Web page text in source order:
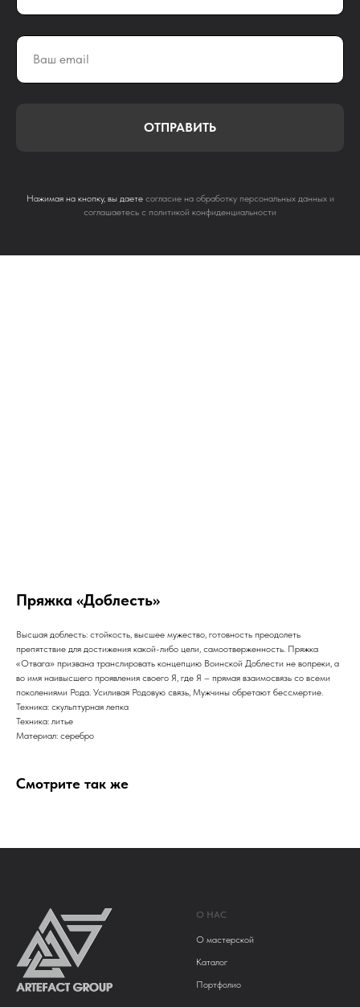
ОТПРАВИТЬ
Нажимая на кнопку, вы даете согласие на обработку персональных данных и
соглашаетесь c политикой конфиденциальности
Пряжка «Доблесть»
Высшая доблесть: стойкость, высшее мужество, готовность преодолеть
препятствие для достижения какой-либо цели, самоотверженность. Пряжка
«Отвага» призвана транслировать концепцию Воинской Доблести не вопреки, а
во имя наивысшего проявления своего Я, где Я – прямая взаимосвязь со всеми
поколениями Рода. Усиливая Родовую связь, Мужчины обретают бессмертие.
Техника: скульптурная лепка
Техника: литье
Материал: серебро
Смотрите так же
О НАС
О мастерской
Каталог
Портфолио